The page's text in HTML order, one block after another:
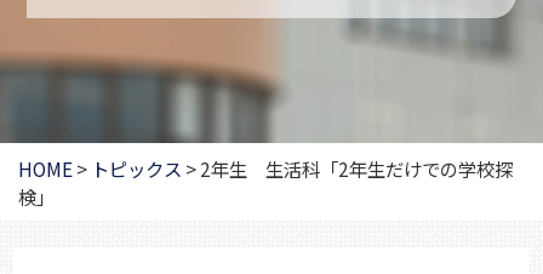
プ
HOME> トピックス >2年生 生活科「2年生だけでの学校探
検」